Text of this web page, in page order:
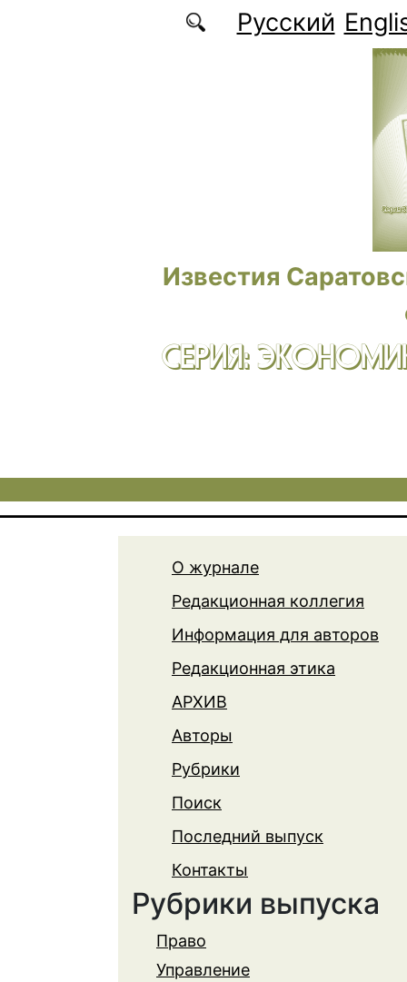
Перейти к основному содержаниюРусский
Известия
СЕРИЯ:
О журнале
Редакционная коллегия
Информация для авторов
Редакционная этика
АРХИВ
Авторы
Рубрики
Поиск
Последний выпуск
Контакты
Рубрики выпуска
Право
Управление